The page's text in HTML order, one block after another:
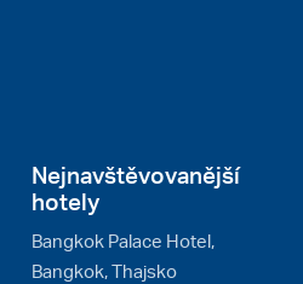
Nejnavštěvovanější
hotely
Bangkok Palace Hotel,
Bangkok, Thajsko